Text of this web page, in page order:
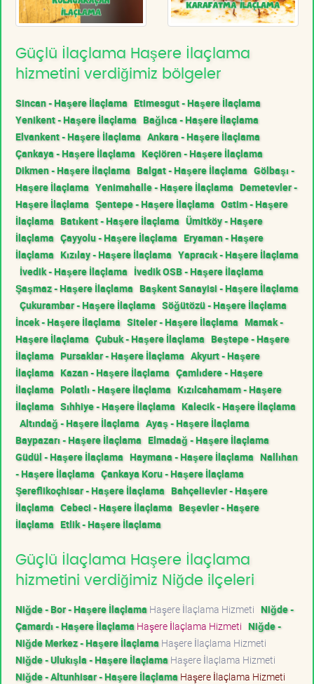
Güçlü İlaçlama Haşere İlaçlama
hizmetini verdiğimiz bölgeler
Sincan - Haşere İlaçlama Etimesgut - Haşere İlaçlama
Yenikent - Haşere İlaçlama Bağlıca - Haşere İlaçlama
Elvankent - Haşere İlaçlama Ankara - Haşere İlaçlama
Çankaya - Haşere İlaçlama Keçiören - Haşere İlaçlama
Dikmen - Haşere İlaçlama Balgat - Haşere İlaçlama Gölbaşı -
Haşere İlaçlama Yenimahalle - Haşere İlaçlama Demetevler -
Haşere İlaçlama Şentepe - Haşere İlaçlama Ostim - Haşere
İlaçlama Batıkent - Haşere İlaçlama Ümitköy - Haşere
İlaçlama Çayyolu - Haşere İlaçlama Eryaman - Haşere
İlaçlama Kızılay - Haşere İlaçlama Yapracık - Haşere İlaçlama
İvedik - Haşere İlaçlama İvedik OSB - Haşere İlaçlama
Şaşmaz - Haşere İlaçlama Başkent Sanayisi - Haşere İlaçlama
Çukurambar - Haşere İlaçlama Söğütözü - Haşere İlaçlama
İncek - Haşere İlaçlama Siteler - Haşere İlaçlama Mamak -
Haşere İlaçlama Çubuk - Haşere İlaçlama Beştepe - Haşere
İlaçlama Pursaklar - Haşere İlaçlama Akyurt - Haşere
İlaçlama Kazan - Haşere İlaçlama Çamlıdere - Haşere
İlaçlama Polatlı - Haşere İlaçlama Kızılcahamam - Haşere
İlaçlama Sıhhiye - Haşere İlaçlama Kalecik - Haşere İlaçlama
Altındağ - Haşere İlaçlama Ayaş - Haşere İlaçlama
Baypazarı - Haşere İlaçlama Elmadağ - Haşere İlaçlama
Güdül - Haşere İlaçlama Haymana - Haşere İlaçlama Nallıhan
- Haşere İlaçlama Çankaya Koru - Haşere İlaçlama
Şereflikoçhisar - Haşere İlaçlama Bahçelievler - Haşere
İlaçlama Cebeci - Haşere İlaçlama Beşevler - Haşere
İlaçlama Etlik - Haşere İlaçlama
Güçlü İlaçlama Haşere İlaçlama
hizmetini verdiğimiz Niğde ilçeleri
Niğde - Bor - Haşere İlaçlama Haşere İlaçlama Hizmeti Niğde -
Çamardı - Haşere İlaçlama Haşere İlaçlama Hizmeti Niğde -
Niğde Merkez - Haşere İlaçlama Haşere İlaçlama Hizmeti
Niğde - Ulukışla - Haşere İlaçlama Haşere İlaçlama Hizmeti
Niğde - Altunhisar - Haşere İlaçlama Haşere İlaçlama Hizmeti